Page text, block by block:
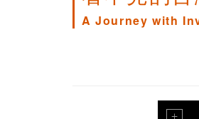
A Journey with